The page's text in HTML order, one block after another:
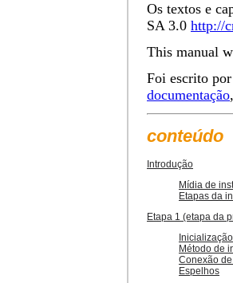
Os textos e
SA 3.0 http://
This manual
Foi escrito
documentação
conteúdo
Introdução
Mídia de
Etapas da
Etapa 1 (etapa da
Inicialização
Método de
Conexão
Espelhos